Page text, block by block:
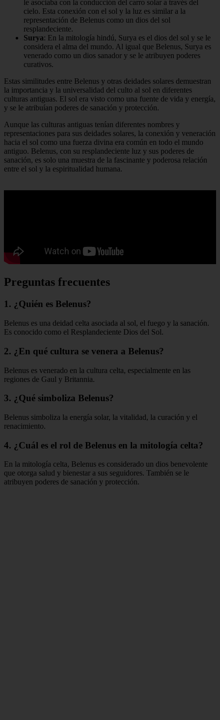
le asociaba con la conducción del carro solar a través del
cielo. Esta conexión con el sol y la luz es similar a la
representación de Belenus como un dios del sol
resplandeciente.
Surya: En la mitología hindú, Surya es el dios del sol y se le
considera el alma del mundo. Al igual que Belenus, Surya es
venerado como un dios sanador y se le atribuyen poderes
curativos.
Estas similitudes entre Belenus y otras deidades solares demuestran
la importancia y la universalidad del culto al sol en diferentes
culturas antiguas. El sol era visto como una fuente de vida y energía,
y se le atribuían poderes de sanación y protección.
Aunque las culturas antiguas tenían diferentes nombres y
representaciones para sus deidades solares, la conexión y veneración
hacia el sol como una fuerza divina era común en todo el mundo
antiguo. Belenus, con su resplandeciente luz y sus poderes de
sanación, es solo una muestra de la fascinante y poderosa relación
entre el sol y la espiritualidad humana.
Preguntas frecuentes
1. ¿Quién es Belenus?
Belenus es una deidad celta asociada al sol, el fuego y la sanación.
Es conocido como el Resplandeciente Dios del Sol.
2. ¿En qué cultura se venera a Belenus?
Belenus es venerado en la cultura celta, especialmente en las
regiones de Gaul y Britannia.
3. ¿Qué simboliza Belenus?
Belenus simboliza la energía solar, la vitalidad, la curación y el
renacimiento.
4. ¿Cuál es el rol de Belenus en la mitología celta?
En la mitología celta, Belenus es considerado un dios benevolente
que otorga salud y bienestar a sus seguidores. También se le
atribuyen poderes de sanación y protección.